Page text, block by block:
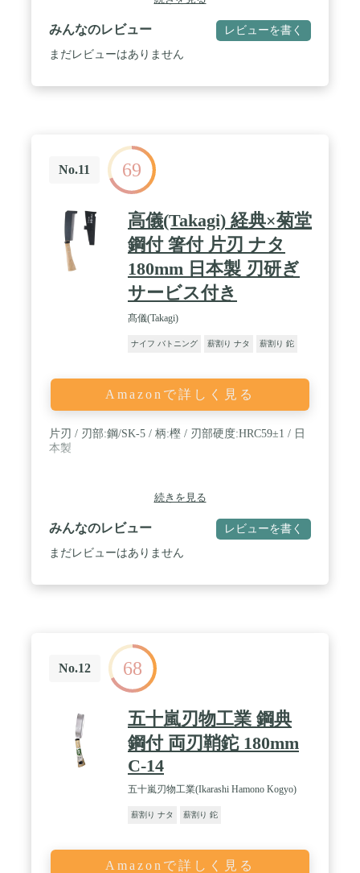
るゴムハンドルを採用 / 商品特徴2:替刃交換にネジ
がいらないハンドル(ゲンキグリップ)を搭載 / 竹の
伐採・枝払いなどに使用しないで下さい。
みんなのレビュー レビューを書く
まだレビューはありません
No.11 69
高儀(Takagi) 経典×菊堂
鋼付 箸付 片刃 ナタ
180mm 日本製 刃研ぎ
サービス付き
髙儀(Takagi)
ナイフ バトニング 薪割り ナタ 薪割り 鉈
Amazonで詳しく見る
片刃 / 刃部:鋼/SK-5 / 柄:樫 / 刃部硬度:HRC59±1 / 日
本製
続きを見る
みんなのレビュー レビューを書く
まだレビューはありません
No.12 68
五十嵐刃物工業 鋼典
鋼付 両刃鞘鉈 180mm
C-14
五十嵐刃物工業(Ikarashi Hamono Kogyo)
薪割り ナタ 薪割り 鉈
Amazonで詳しく見る